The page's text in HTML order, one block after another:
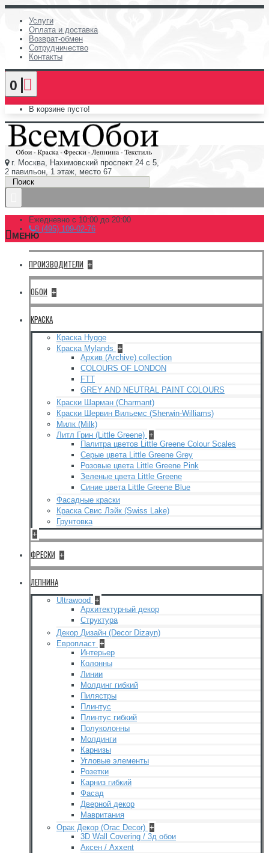
Услуги
Оплата и доставка
Возврат-обмен
Сотрудничество
Контакты
0
В корзине пусто!
г. Москва, Нахимовский проспект 24 с 5,
2 павильон, 1 этаж, место 67
Ежедневно с 10:00 до 20:00
8 (495) 109-02-76
МЕНЮ
ПРОИЗВОДИТЕЛИ +
ОБОИ +
КРАСКА
Краска Hygge
Краска Mylands +
Архив (Archive) collection
COLOURS OF LONDON
FTT
GREY AND NEUTRAL PAINT COLOURS
Краски Шарман (Charmant)
Краски Шервин Вильемс (Sherwin-Williams)
Милк (Milk)
Литл Грин (Little Greene) +
Палитра цветов Little Greene Colour Scales
Серые цвета Little Greene Grey
Розовые цвета Little Greene Pink
Зеленые цвета Little Greene
Синие цвета Little Greene Blue
Фасадные краски
Краска Свис Лэйк (Swiss Lake)
Грунтовка
+
ФРЕСКИ +
ЛЕПНИНА
Ultrawood +
Архитектурный декор
Структура
Декор Дизайн (Decor Dizayn)
Европласт +
Интерьер
Колонны
Линии
Молдинг гибкий
Пилястры
Плинтус
Плинтус гибкий
Полуколонны
Молдинги
Карнизы
Угловые элементы
Розетки
Карниз гибкий
Фасад
Дверной декор
Мавритания
Орак Декор (Orac Decor) +
3D Wall Covering / 3д обои
Аксен / Axxent